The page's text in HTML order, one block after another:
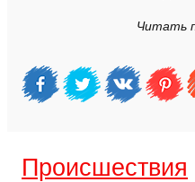
Читать
Происшествия